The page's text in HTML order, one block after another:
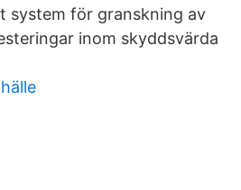
system för granskning av
inom skyddsvärda